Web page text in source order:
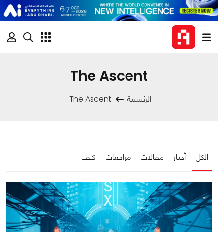
The Ascent
الرئيسية The Ascent
الكل أخبار مقالات مراجعات كيف